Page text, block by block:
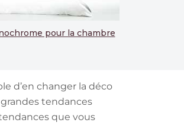
pour la chambre
d’en changer la déco
grandes tendances
que vous